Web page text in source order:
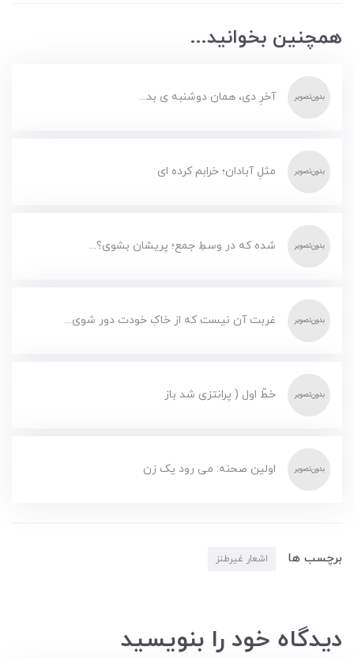
همچنین بخوانید...
آخرِ دی، همان دوشنبه ی بد...
مثلِ آبادان؛ خرابم کرده ای
شده که در وسطِ جمع؛ پریشان بشوی؟...
غربت آن نیست که از خاکِ خودت دور شوی...
خطّ اول ( پرانتزی شد باز
اولین صحنه: می رود یک زن
برچسب ها اشعار غیرطنز
دیدگاه خود را بنویسید